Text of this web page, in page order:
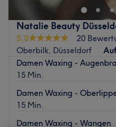
Natalie Beauty
5,0
20
Oberbilk, Düsseldorf
Damen Waxing -
15 Min.
Damen Waxing -
15 Min.
Damen Waxing - Wangen